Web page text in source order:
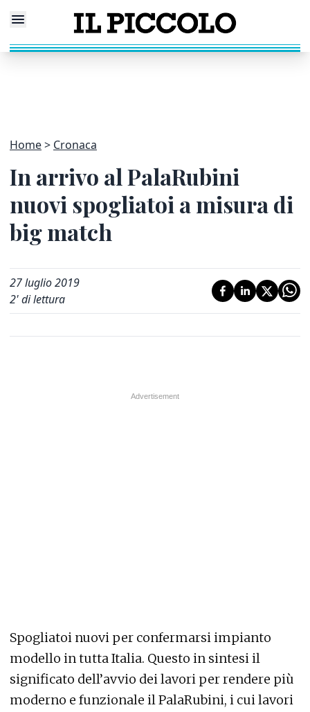
Home Cronaca
In arrivo al PalaRubini
nuovi spogliatoi a misura di
big match
27 luglio 2019
2' di lettura
Spogliatoi nuovi per confermarsi impianto
modello in tutta Italia. Questo in sintesi il
significato dell’avvio dei lavori per rendere più
moderno e funzionale il PalaRubini, i cui lavori